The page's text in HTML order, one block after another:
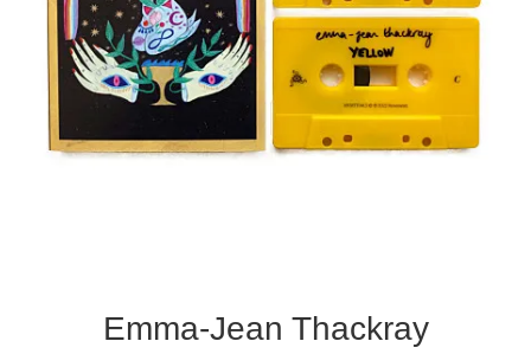
Emma-Jean Thackray